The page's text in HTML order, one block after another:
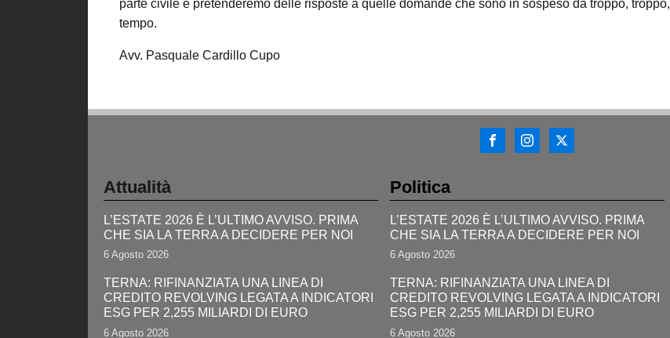
parte civile e pretenderemo delle risposte a quelle domande che sono in sospeso da troppo, troppo,
tempo.
Avv. Pasquale Cardillo Cupo
Attualità
L’ESTATE 2026 È L’ULTIMO AVVISO. PRIMA
CHE SIA LA TERRA A DECIDERE PER NOI
6 Agosto 2026
TERNA: RIFINANZIATA UNA LINEA DI
CREDITO REVOLVING LEGATA A INDICATORI
ESG PER 2,255 MILIARDI DI EURO
6 Agosto 2026
Politica
L’ESTATE 2026 È L’ULTIMO AVVISO. PRIMA
CHE SIA LA TERRA A DECIDERE PER NOI
6 Agosto 2026
TERNA: RIFINANZIATA UNA LINEA DI
CREDITO REVOLVING LEGATA A INDICATORI
ESG PER 2,255 MILIARDI DI EURO
6 Agosto 2026